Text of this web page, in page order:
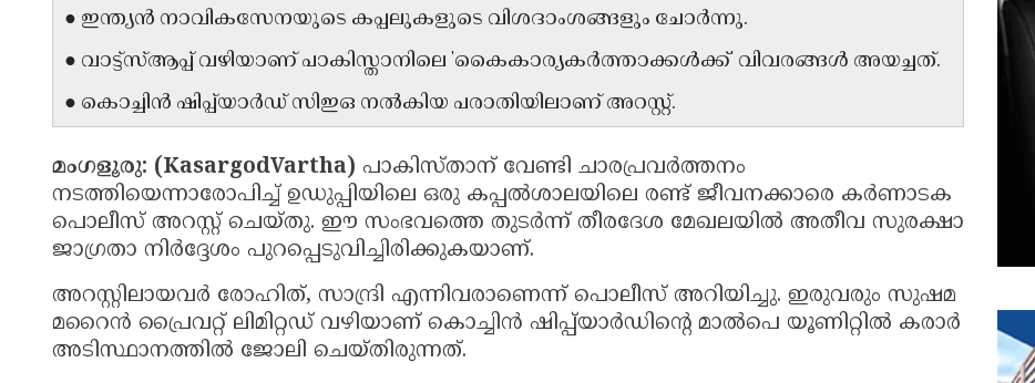
● ഇന്ത്യൻ നാവികസേനയുടെ കപ്പലുകളുടെ വിശദാംശങ്ങളും ചോർന്നു.
● വാട്ട്‌സ്ആപ്പ് വഴിയാണ് പാകിസ്താനിലെ 'കൈകാര്യകർത്താക്കൾക്ക്' വിവരങ്ങൾ അയച്ചത്.
● കൊച്ചിൻ ഷിപ്പ്‌യാർഡ് സിഇഒ നൽകിയ പരാതിയിലാണ് അറസ്റ്റ്.
മംഗളൂരു: (KasargodVartha) പാകിസ്താന് വേണ്ടി ചാരപ്രവർത്തനം
നടത്തിയെന്നാരോപിച്ച് ഉഡുപ്പിയിലെ ഒരു കപ്പൽശാലയിലെ രണ്ട് ജീവനക്കാരെ കർണാടക
പൊലീസ് അറസ്റ്റ് ചെയ്തു. ഈ സംഭവത്തെ തുടർന്ന് തീരദേശ മേഖലയിൽ അതീവ സുരക്ഷാ
ജാഗ്രതാ നിർദ്ദേശം പുറപ്പെടുവിച്ചിരിക്കുകയാണ്.
അറസ്റ്റിലായവർ രോഹിത്, സാന്ദ്രി എന്നിവരാണെന്ന് പൊലീസ് അറിയിച്ചു. ഇരുവരും സുഷമ
മറൈൻ പ്രൈവറ്റ് ലിമിറ്റഡ് വഴിയാണ് കൊച്ചിൻ ഷിപ്പ്‌യാർഡിന്റെ മാൽപെ യൂണിറ്റിൽ കരാർ
അടിസ്ഥാനത്തിൽ ജോലി ചെയ്തിരുന്നത്.